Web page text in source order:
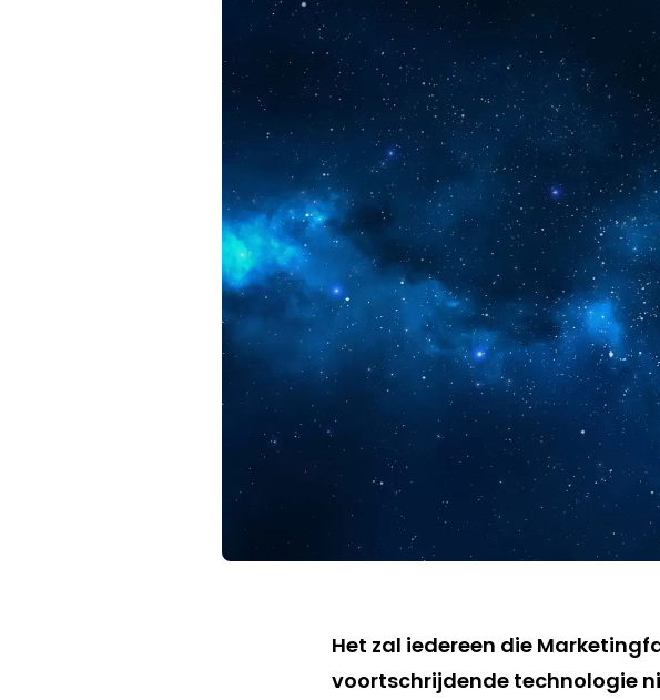
Het zal iedereen die
voortschrijdende technologie